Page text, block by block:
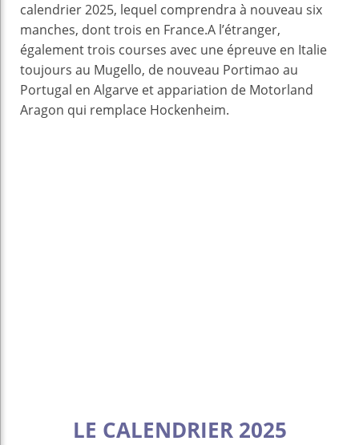
calendrier 2025, lequel comprendra à nouveau six
manches, dont trois en France.A l’étranger,
également trois courses avec une épreuve en Italie
toujours au Mugello, de nouveau Portimao au
Portugal en Algarve et appariation de Motorland
Aragon qui remplace Hockenheim.
LE CALENDRIER 2025